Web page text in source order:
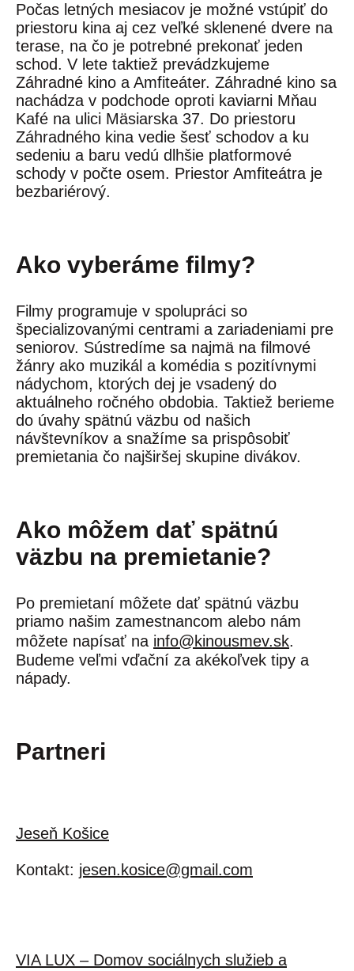
Počas letných mesiacov je možné vstúpiť do
priestoru kina aj cez veľké sklenené dvere na
terase, na čo je potrebné prekonať jeden
schod. V lete taktiež prevádzkujeme
Záhradné kino a Amfiteáter. Záhradné kino sa
nachádza v podchode oproti kaviarni Mňau
Kafé na ulici Mäsiarska 37. Do priestoru
Záhradného kina vedie šesť schodov a ku
sedeniu a baru vedú dlhšie platformové
schody v počte osem. Priestor Amfiteátra je
bezbariérový.
Ako vyberáme filmy?
Filmy programuje v spolupráci so
špecializovanými centrami a zariadeniami pre
seniorov. Sústredíme sa najmä na filmové
žánry ako muzikál a komédia s pozitívnymi
nádychom, ktorých dej je vsadený do
aktuálneho ročného obdobia. Taktiež berieme
do úvahy spätnú väzbu od našich
návštevníkov a snažíme sa prispôsobiť
premietania čo najširšej skupine divákov.
Ako môžem dať spätnú
väzbu na premietanie?
Po premietaní môžete dať spätnú väzbu
priamo našim zamestnancom alebo nám
môžete napísať na info@kinousmev.sk.
Budeme veľmi vďační za akékoľvek tipy a
nápady.
Partneri
Jeseň Košice
Kontakt: jesen.kosice@gmail.com
VIA LUX – Domov sociálnych služieb a